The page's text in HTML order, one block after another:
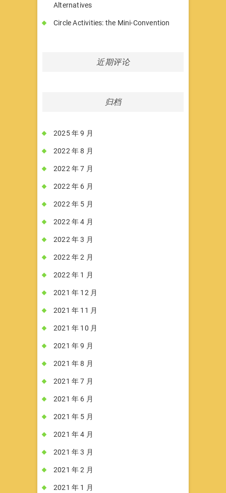
Alternatives
Circle Activities: the Mini-Convention
近期评论
归档
2025 年 9 月
2022 年 8 月
2022 年 7 月
2022 年 6 月
2022 年 5 月
2022 年 4 月
2022 年 3 月
2022 年 2 月
2022 年 1 月
2021 年 12 月
2021 年 11 月
2021 年 10 月
2021 年 9 月
2021 年 8 月
2021 年 7 月
2021 年 6 月
2021 年 5 月
2021 年 4 月
2021 年 3 月
2021 年 2 月
2021 年 1 月